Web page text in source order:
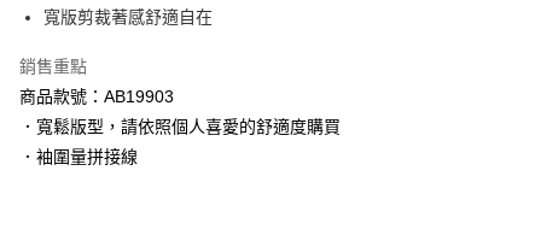
7-11取貨付款
每筆NT$60，滿NT$1,000(含以上)免運費
付款後7-11取貨
每筆NT$60，滿NT$1,000(含以上)免運費
寬版剪裁著感舒適自在
銷售重點
商品款號：AB19903
．寬鬆版型，請依照個人喜愛的舒適度購買
．袖圍量拼接線